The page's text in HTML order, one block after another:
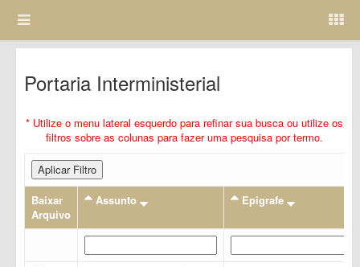
Portaria Interministerial
* Utilize o menu lateral esquerdo para refinar sua busca ou utilize os
filtros sobre as colunas para fazer uma pesquisa por termo.
Aplicar Filtro
Baixar
Arquivo
Assunto Epigrafe